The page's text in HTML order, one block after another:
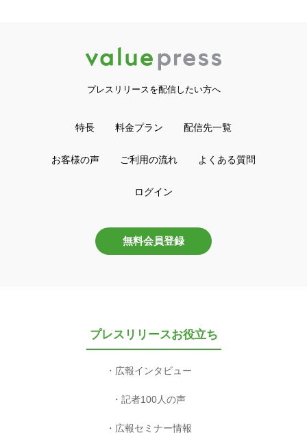
プレスリリースを配信したい方へ
特長 料金プラン 配信先一覧
お客様の声 ご利用の流れ よくある質問
ログイン
無料会員登録
プレスリリースお役立ち
広報インタビュー
記者100人の声
広報セミナー情報